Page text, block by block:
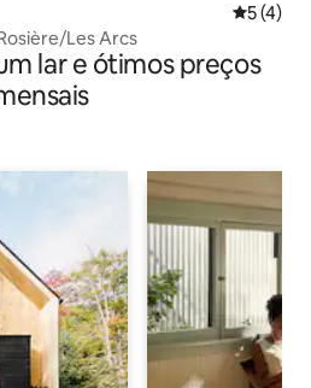
5 de
5 (4)
Les Arcs
lar e ótimos preços